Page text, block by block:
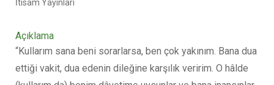
İtisam Yayınları
Açıklama
“Kullarım sana beni sorarlarsa, ben çok yakınım. Bana dua
ettiği vakit, dua edenin dileğine karşılık veririm. O hâlde